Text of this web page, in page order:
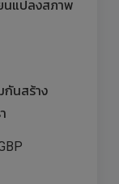
นแปลงสภาพ
กันสร้าง